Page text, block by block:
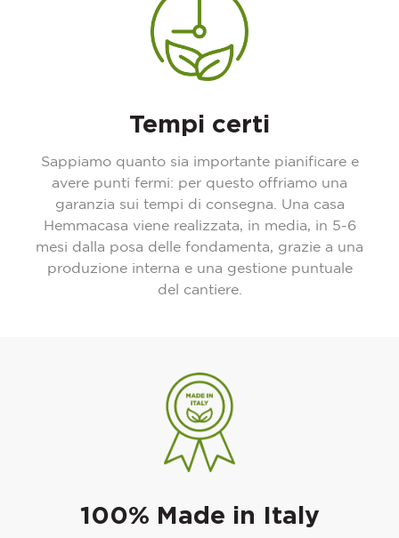
Tempi certi
Sappiamo quanto sia importante pianificare e
avere punti fermi: per questo offriamo una
garanzia sui tempi di consegna. Una casa
Hemmacasa viene realizzata, in media, in 5-6
mesi dalla posa delle fondamenta, grazie a una
produzione interna e una gestione puntuale
del cantiere.
100% Made in Italy